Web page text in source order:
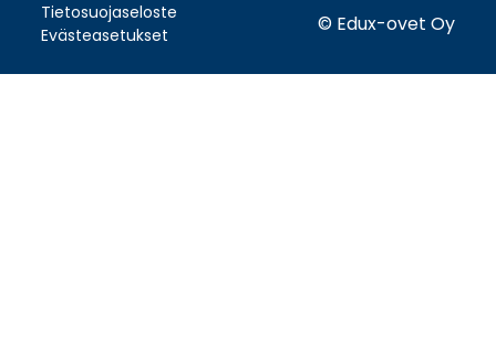
Tietosuojaseloste
Evästeasetukset
© Edux-ovet Oy